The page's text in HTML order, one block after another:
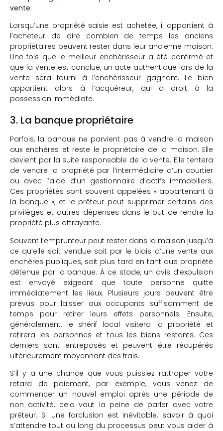
vente.
Lorsqu’une propriété saisie est achetée, il appartient à
l’acheteur de dire combien de temps les anciens
propriétaires peuvent rester dans leur ancienne maison.
Une fois que le meilleur enchérisseur a été confirmé et
que la vente est conclue, un acte authentique lors de la
vente sera fourni à l’enchérisseur gagnant. Le bien
appartient alors à l’acquéreur, qui a droit à la
possession immédiate.
3. La banque propriétaire
Parfois, la banque ne parvient pas à vendre la maison
aux enchères et reste le propriétaire de la maison. Elle
devient par la suite responsable de la vente. Elle tentera
de vendre la propriété par l’intermédiaire d’un courtier
ou avec l’aide d’un gestionnaire d’actifs immobiliers.
Ces propriétés sont souvent appelées « appartenant à
la banque », et le prêteur peut supprimer certains des
privilèges et autres dépenses dans le but de rendre la
propriété plus attrayante.
Souvent l’emprunteur peut rester dans la maison jusqu’à
ce qu’elle soit vendue soit par le biais d’une vente aux
enchères publiques, soit plus tard en tant que propriété
détenue par la banque. À ce stade, un avis d’expulsion
est envoyé exigeant que toute personne quitte
immédiatement les lieux. Plusieurs jours peuvent être
prévus pour laisser aux occupants suffisamment de
temps pour retirer leurs effets personnels. Ensuite,
généralement, le shérif local visitera la propriété et
retirera les personnes et tous les biens restants. Ces
derniers sont entreposés et peuvent être récupérés
ultérieurement moyennant des frais.
S’il y a une chance que vous puissiez rattraper votre
retard de paiement, par exemple, vous venez de
commencer un nouvel emploi après une période de
non activité, cela vaut la peine de parler avec votre
prêteur. Si une forclusion est inévitable, savoir à quoi
s’attendre tout au long du processus peut vous aider à